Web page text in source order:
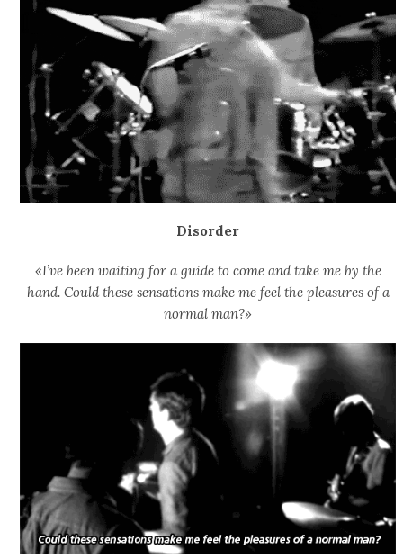
Disorder
«I’ve been waiting for a guide to come and take me by the
hand. Could these sensations make me feel the pleasures of a
normal man?»